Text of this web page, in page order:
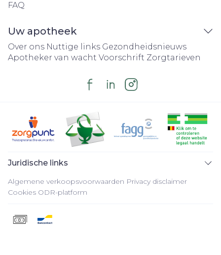
FAQ
Uw apotheek
Over ons Nuttige links Gezondheidsnieuws
Apotheker van wacht Voorschrift Zorgtarieven
Juridische links
Algemene verkoopsvoorwaarden Privacy disclaimer
Cookies ODR-platform